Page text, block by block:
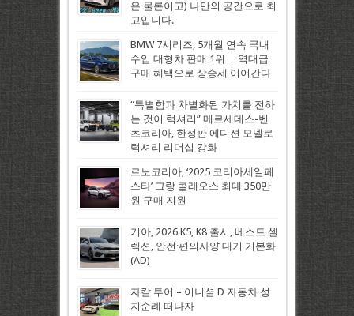
은 물론이고) 나만의 공간으로 최
고입니다.
BMW 7시리즈, 5개월 연속 국내
수입 대형차 판매 1위… 역대급
구매 혜택으로 상승세 이어간다
“특별함과 차별화된 가치를 전하
는 것이 럭셔리” 메르세데스-벤
츠코리아, 한정판 에디션 모델로
럭셔리 리더십 강화
르노코리아, ‘2025 코리아세일페
스타’ 그랑 콜레오스 최대 350만
원 구매 지원
기아, 2026 K5, K8 출시, 베스트 셀
렉션, 안전·편의사양 대거 기본화
(AD)
자칼 투어 – 이니셜 D 자동차 성
지순례 떠나자